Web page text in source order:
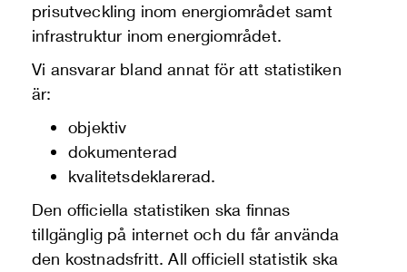
prisutveckling inom energiområdet samt
infrastruktur inom energiområdet.
Vi ansvarar bland annat för att statistiken
är:
objektiv
dokumenterad
kvalitetsdeklarerad.
Den officiella statistiken ska finnas
tillgänglig på internet och du får använda
den kostnadsfritt. All officiell statistik ska